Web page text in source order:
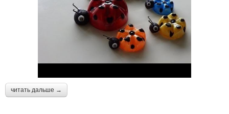
читать дальше →